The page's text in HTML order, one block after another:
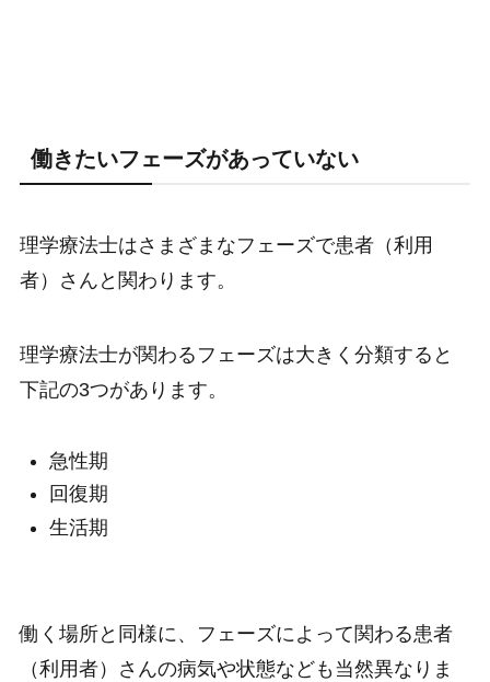
働きたいフェーズがあっていない
理学療法士はさまざまなフェーズで患者（利用
者）さんと関わります。
理学療法士が関わるフェーズは大きく分類すると
下記の3つがあります。
急性期
回復期
生活期
働く場所と同様に、フェーズによって関わる患者
（利用者）さんの病気や状態なども当然異なりま